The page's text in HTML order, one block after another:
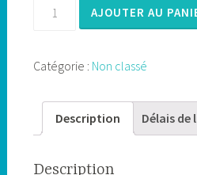
quantité
AJOUTER AU
Catégorie : Non classé
Description Délais de
Description